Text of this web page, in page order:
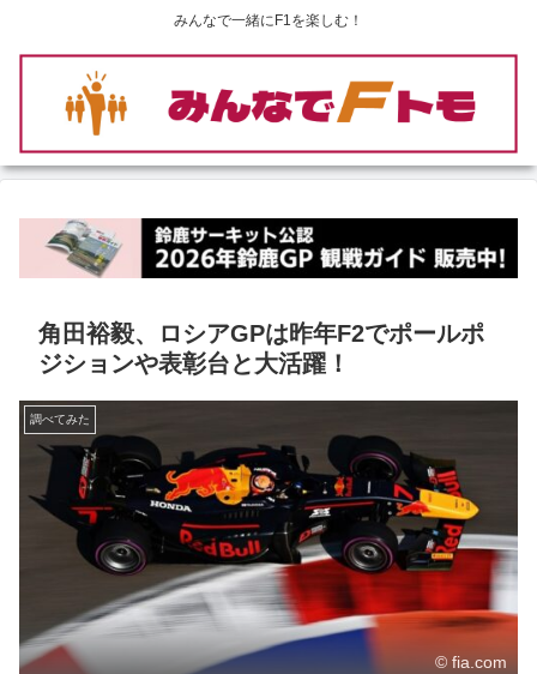
みんなで一緒にF1を楽しむ！
角田裕毅、ロシアGPは昨年F2でポールポ
ジションや表彰台と大活躍！
調べてみた
© fia.com